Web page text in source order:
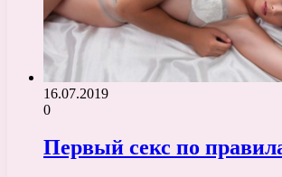
16.07.2019
0
Первый секс по